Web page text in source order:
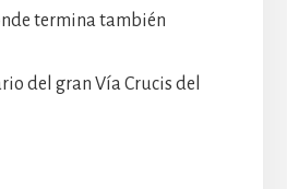
termina también
del gran Vía Crucis del